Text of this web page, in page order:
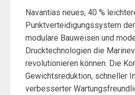
Navantias neues, 40 %
Punktverteidigungssystem
modulare Bauweisen und
Drucktechnologien die
revolutionieren können. Die
Gewichtsreduktion, schneller
verbesserter